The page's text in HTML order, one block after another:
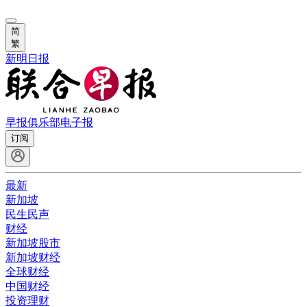
简
繁
新明日报
早报俱乐部电子报
订阅
最新
新加坡
民生民声
财经
新加坡股市
新加坡财经
全球财经
中国财经
投资理财